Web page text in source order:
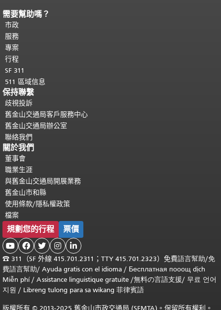
頁面內容結束。
都會重複顯示。
需要幫助嗎？
市政
服務
專案
行程
SF 311
511 區域信息
保持聯繫
歧視投訴
舊金山交通局客戶服務中心
舊金山交通局辦公室
聯絡我們
關於我們
董事會
職業生涯
與舊金山交通局開展業務
舊金山市和縣
使用條款/隱私權政策
檔案
規劃您的行程 票價
    
☎ 311（SF 外線 415.701.2311；TTY 415.701.2323）免費語言幫助/免
費語言幫助/ Ayuda gratis con el idioma / Бесплатная пооощ dịch
Miễn phí/ Assistance linguistique gratuite /無料の言語支援/ 무료 언어
지원 / Libreng tulong para sa wikang 菲律賓語
版權所有 © 2013-2025 舊金山市政交通局 (SFMTA)。保留所有權利。